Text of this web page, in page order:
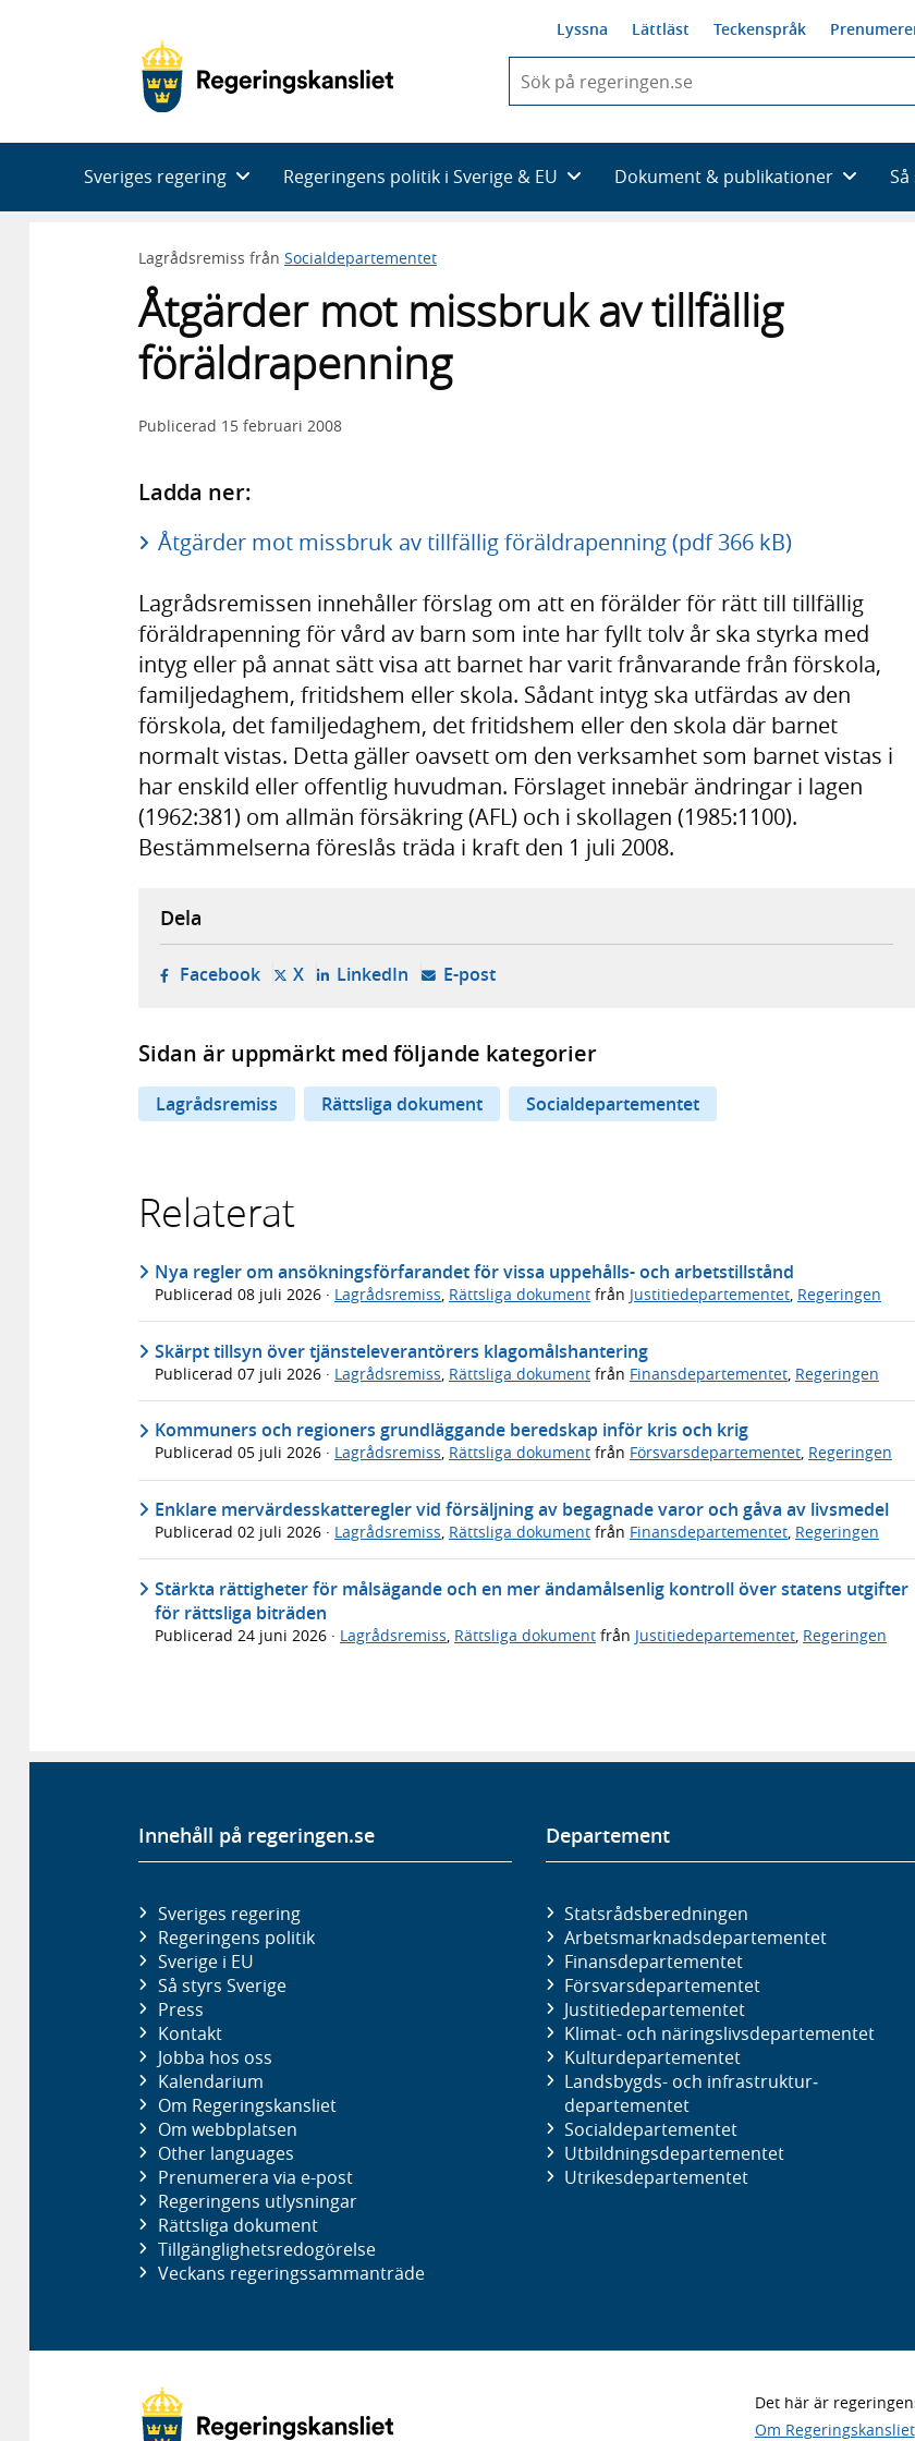
Lyssna Lättläst Teckenspråk
du
skriva
framträder
en
Sveriges regering Regeringens politik i Sverige & EU Dokument & publikationer
Lagrådsremiss från Socialdepartementet
Åtgärder mot missbruk av tillfällig
föräldrapenning
Publicerad 15 februari 2008
Ladda ner:
Åtgärder mot missbruk av tillfällig föräldrapenning (pdf 366 kB)
Lagrådsremissen innehåller förslag om att en förälder för rätt till tillfällig
föräldrapenning för vård av barn som inte har fyllt tolv år ska styrka med
intyg eller på annat sätt visa att barnet har varit frånvarande från förskola,
familjedaghem, fritidshem eller skola. Sådant intyg ska utfärdas av den
förskola, det familjedaghem, det fritidshem eller den skola där barnet
normalt vistas. Detta gäller oavsett om den verksamhet som barnet vistas i
har enskild eller offentlig huvudman. Förslaget innebär ändringar i lagen
(1962:381) om allmän försäkring (AFL) och i skollagen (1985:1100).
Bestämmelserna föreslås träda i kraft den 1 juli 2008.
Dela
Facebook- öppnas i ny flik, extern webbplats,
X- öppnas i ny flik, extern webbplats,
LinkedIn- öppnas i ny flik, extern webbplats,
E-post- öppnar din e-postklient,
Sidan är uppmärkt med följande kategorier
Lagrådsremiss Rättsliga dokument Socialdepartementet
Relaterat
Nya regler om ansökningsförfarandet för vissa uppehålls- och arbetstillstånd
Publicerad 08 juli 2026 · Lagrådsremiss, Rättsliga dokument från Justitiedepartementet, Regeringen
Skärpt tillsyn över tjänsteleverantörers klagomålshantering
Publicerad 07 juli 2026 · Lagrådsremiss Rättsliga dokument från Finansdepartementet Regeringen
Kommuners och regioners grundläggande beredskap inför kris och krig
Publicerad 05 juli 2026 · Lagrådsremiss, Rättsliga dokument från Försvarsdepartementet, Regeringen
Enklare mervärdesskatteregler vid försäljning av begagnade varor och gåva av livsmedel
Publicerad 02 juli 2026 · Lagrådsremiss, Rättsliga dokument från Finansdepartementet, Regeringen
Stärkta rättigheter för målsägande och en mer ändamålsenlig kontroll över statens utgifter
för rättsliga biträden
Publicerad 24 juni 2026 · Lagrådsremiss Rättsliga dokument från Justitiedepartementet Regeringen
Innehåll på regeringen.se
Sveriges regering
Regeringens politik
Sverige i EU
Så styrs Sverige
Press
Kontakt
Jobba hos oss
Kalendarium
Om Regeringskansliet
Om webbplatsen
Other languages
Prenumerera via e-post
Regeringens utlysningar
Rättsliga dokument
Tillgänglighetsredogörelse
Veckans regeringssammanträde
Departement
Statsrådsberedningen
Arbetsmarknads­departementet
Finans­departementet
Försvars­departementet
Justitie­departementet
Klimat- och näringslivs­departementet
Kultur­departementet
Landsbygds- och infrastruktur­
departementet
Social­departementet
Utbildnings­departementet
Utrikes­departementet
Det här är
Om Regeringskansliet